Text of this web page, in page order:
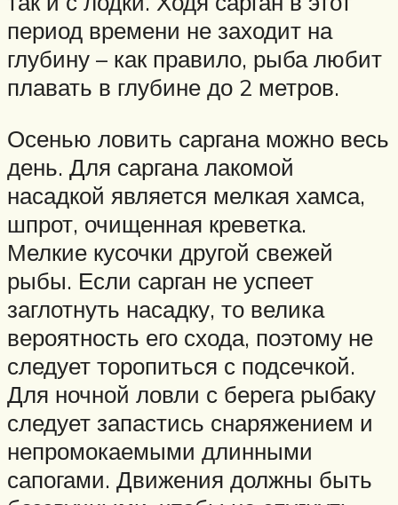
период времени не заходит на
глубину – как правило, рыба любит
плавать в глубине до 2 метров.
Осенью ловить саргана можно весь
день. Для саргана лакомой
насадкой является мелкая хамса,
шпрот, очищенная креветка.
Мелкие кусочки другой свежей
рыбы. Если сарган не успеет
заглотнуть насадку, то велика
вероятность его схода, поэтому не
следует торопиться с подсечкой.
Для ночной ловли с берега рыбаку
следует запастись снаряжением и
непромокаемыми длинными
сапогами. Движения должны быть